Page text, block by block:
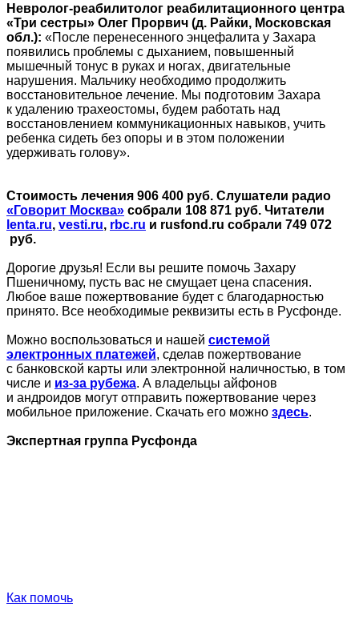
Невролог-реабилитолог реабилитационного центра
«Три сестры» Олег Прорвич (д. Райки, Московская
обл.): «После перенесенного энцефалита у Захара
появились проблемы с дыханием, повышенный
мышечный тонус в руках и ногах, двигательные
нарушения. Мальчику необходимо продолжить
восстановительное лечение. Мы подготовим Захара
к удалению трахеостомы, будем работать над
восстановлением коммуникационных навыков, учить
ребенка сидеть без опоры и в этом положении
удерживать голову».
Стоимость лечения 906 400 руб. Слушатели радио
«Говорит Москва» собрали 108 871 руб. Читатели
lenta.ru, vesti.ru, rbc.ru и rusfond.ru собрали 749 072
руб.
Дорогие друзья! Если вы решите помочь Захару
Пшеничному, пусть вас не смущает цена спасения.
Любое ваше пожертвование будет с благодарностью
принято. Все необходимые реквизиты есть в Русфонде.
Можно воспользоваться и нашей системой
электронных платежей, сделав пожертвование
с банковской карты или электронной наличностью, в том
числе и из-за рубежа. А владельцы айфонов
и андроидов могут отправить пожертвование через
мобильное приложение. Скачать его можно здесь.
Экспертная группа Русфонда
Как помочь